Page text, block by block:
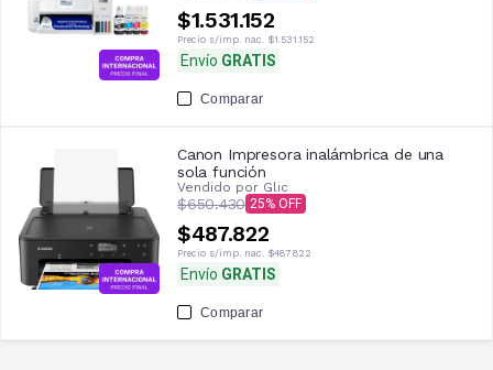
$1.531.152
Precio s/imp. nac. $1.531.152
Envío GRATIS
Comparar
Canon Impresora inalámbrica de una
sola función
Vendido por Glic
$650.430 25
$487.822
Precio s/imp. nac. $487.822
Envío GRATIS
Comparar